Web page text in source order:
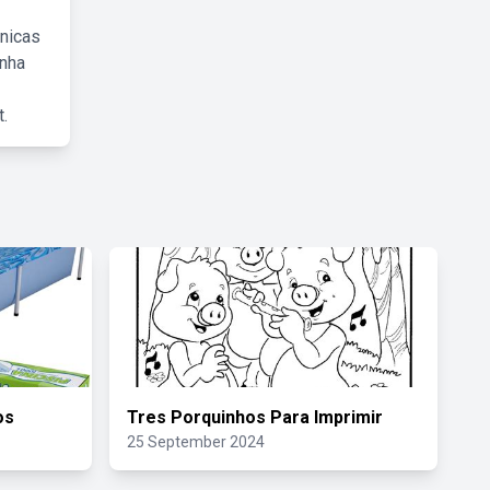
Tres Porquinhos Para Imprimir
25 September 2024